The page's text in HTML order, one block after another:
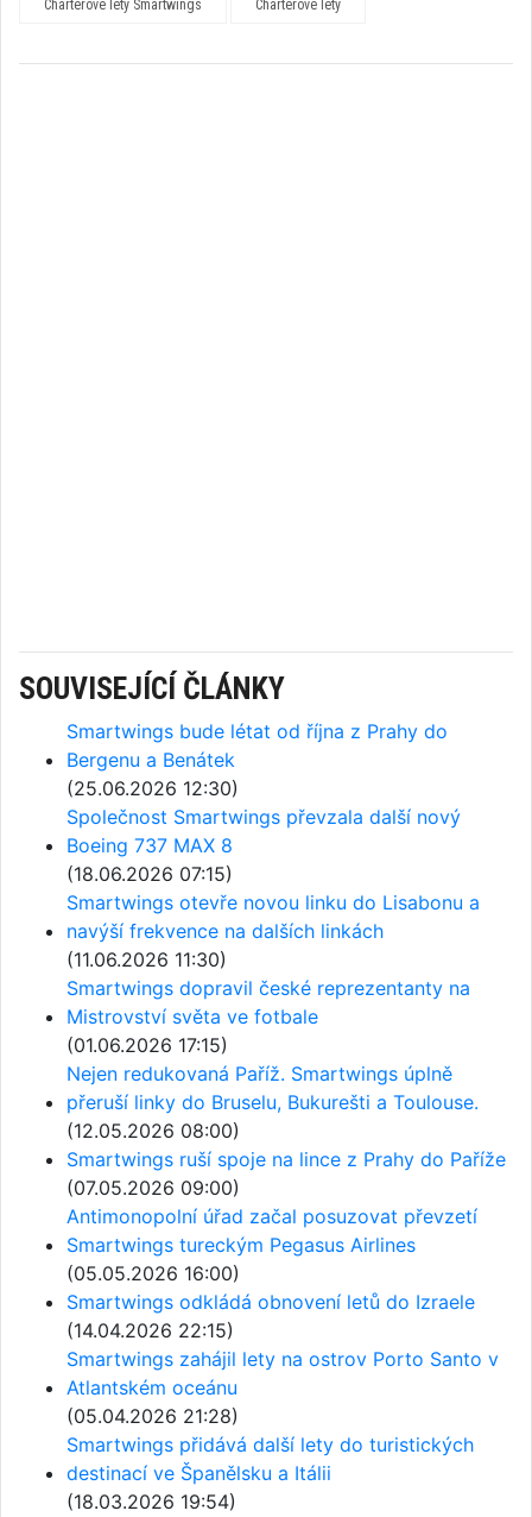
Charterové lety Smartwings Charterové lety
SOUVISEJÍCÍ ČLÁNKY
Smartwings bude létat od října z Prahy do
Bergenu a Benátek
(25.06.2026 12:30)
Společnost Smartwings převzala další nový
Boeing 737 MAX 8
(18.06.2026 07:15)
Smartwings otevře novou linku do Lisabonu a
navýší frekvence na dalších linkách
(11.06.2026 11:30)
Smartwings dopravil české reprezentanty na
Mistrovství světa ve fotbale
(01.06.2026 17:15)
Nejen redukovaná Paříž. Smartwings úplně
přeruší linky do Bruselu, Bukurešti a Toulouse.
(12.05.2026 08:00)
Smartwings ruší spoje na lince z Prahy do Paříže
(07.05.2026 09:00)
Antimonopolní úřad začal posuzovat převzetí
Smartwings tureckým Pegasus Airlines
(05.05.2026 16:00)
Smartwings odkládá obnovení letů do Izraele
(14.04.2026 22:15)
Smartwings zahájil lety na ostrov Porto Santo v
Atlantském oceánu
(05.04.2026 21:28)
Smartwings přidává další lety do turistických
destinací ve Španělsku a Itálii
(18.03.2026 19:54)